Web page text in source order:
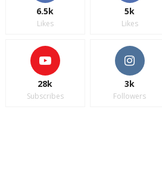
6.5k
Likes
5k
Likes
28k
Subscribes
3k
Followers